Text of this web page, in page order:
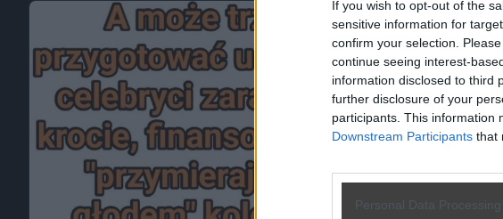
If you wish to opt-out of the
sensitive information for
confirm your selection.
continue seeing interest-
information disclosed to third
further disclosure of your
participants. This information
Downstream Participants that
Personal Data